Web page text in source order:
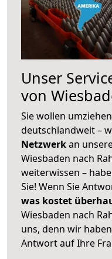
Unser
von
Sie wollen
deutschlandweit –
Netzwerkan
Wiesbaden nach
weiterwissen –
Sie! Wenn Sie
was kostet
Wiesbaden nach
uns, denn wir
Antwort auf Ihre